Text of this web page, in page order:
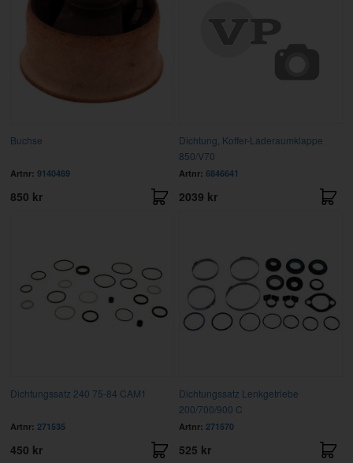
Buchse
Artnr: 9140469
850 kr
Dichtung, Koffer-Laderaumklappe
850/V70
Artnr: 6846641
2039 kr
Dichtungssatz 240 75-84 CAM1
Artnr: 271535
450 kr
Dichtungssatz Lenkgetriebe
200/700/900 C
Artnr: 271570
525 kr